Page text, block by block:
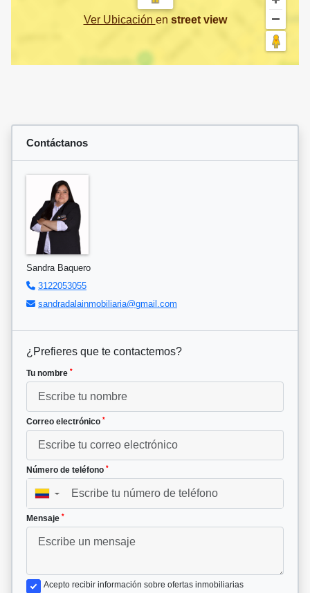
Ver Ubicación en street view
Contáctanos
Sandra Baquero
3122053055
sandradalainmobiliaria@gmail.com
¿Prefieres que te contactemos?
Tu nombre *
Correo electrónico *
Número de teléfono *
▼
Mensaje *
Acepto recibir información sobre ofertas inmobiliarias